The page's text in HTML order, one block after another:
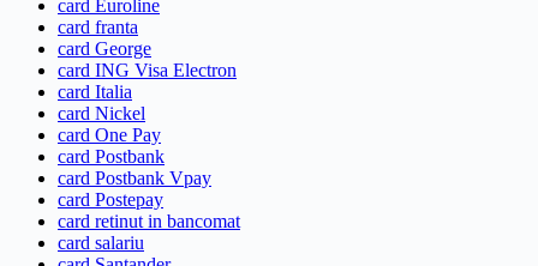
card Euroline
card franta
card George
card ING Visa Electron
card Italia
card Nickel
card One Pay
card Postbank
card Postbank Vpay
card Postepay
card retinut in bancomat
card salariu